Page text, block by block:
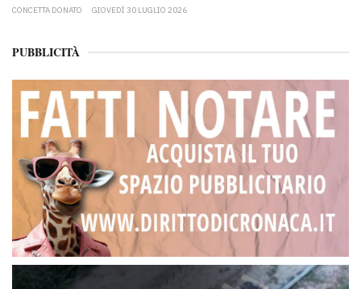
CONCETTA DONATO GIOVEDÌ 30 LUGLIO 2026
PUBBLICITÀ